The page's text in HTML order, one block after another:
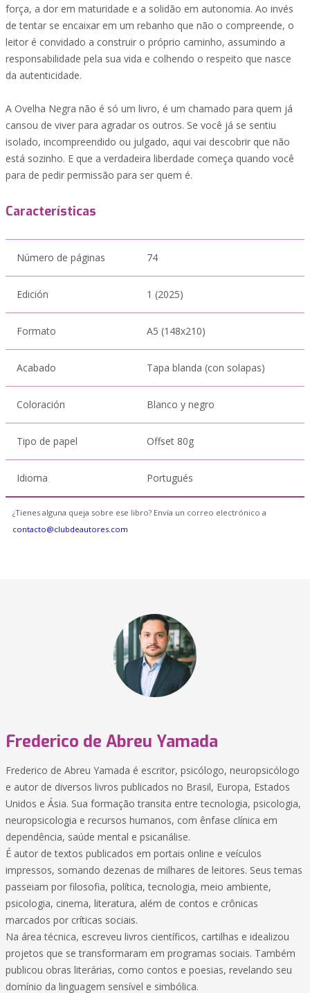
força, a dor em maturidade e a solidão em autonomia. Ao invés
de tentar se encaixar em um rebanho que não o compreende, o
leitor é convidado a construir o próprio caminho, assumindo a
responsabilidade pela sua vida e colhendo o respeito que nasce
da autenticidade.
A Ovelha Negra não é só um livro, é um chamado para quem já
cansou de viver para agradar os outros. Se você já se sentiu
isolado, incompreendido ou julgado, aqui vai descobrir que não
está sozinho. E que a verdadeira liberdade começa quando você
para de pedir permissão para ser quem é.
Características
Número de páginas 74
Edición 1 (2025)
Formato A5 (148x210)
Acabado Tapa blanda (con solapas)
Coloración Blanco y negro
Tipo de papel Offset 80g
Idioma Portugués
¿Tienes alguna queja sobre ese libro? Envía un correo electrónico a
contacto@clubdeautores.com
Frederico de Abreu Yamada
Frederico de Abreu Yamada é escritor, psicólogo, neuropsicólogo
e autor de diversos livros publicados no Brasil, Europa, Estados
Unidos e Ásia. Sua formação transita entre tecnologia, psicologia,
neuropsicologia e recursos humanos, com ênfase clínica em
dependência, saúde mental e psicanálise.
É autor de textos publicados em portais online e veículos
impressos, somando dezenas de milhares de leitores. Seus temas
passeiam por filosofia, política, tecnologia, meio ambiente,
psicologia, cinema, literatura, além de contos e crônicas
marcados por críticas sociais.
Na área técnica, escreveu livros científicos, cartilhas e idealizou
projetos que se transformaram em programas sociais. Também
publicou obras literárias, como contos e poesias, revelando seu
domínio da linguagem sensível e simbólica.